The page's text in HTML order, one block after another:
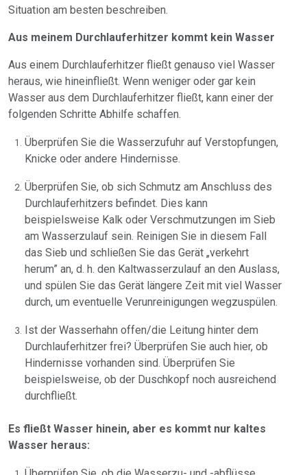
Situation am besten beschreiben.
Aus meinem Durchlauferhitzer kommt kein Wasser
Aus einem Durchlauferhitzer fließt genauso viel Wasser
heraus, wie hineinfließt. Wenn weniger oder gar kein
Wasser aus dem Durchlauferhitzer fließt, kann einer der
folgenden Schritte Abhilfe schaffen.
Überprüfen Sie die Wasserzufuhr auf Verstopfungen,
Knicke oder andere Hindernisse.
Überprüfen Sie, ob sich Schmutz am Anschluss des
Durchlauferhitzers befindet. Dies kann
beispielsweise Kalk oder Verschmutzungen im Sieb
am Wasserzulauf sein. Reinigen Sie in diesem Fall
das Sieb und schließen Sie das Gerät „verkehrt
herum” an, d. h. den Kaltwasserzulauf an den Auslass,
und spülen Sie das Gerät längere Zeit mit viel Wasser
durch, um eventuelle Verunreinigungen wegzuspülen.
Ist der Wasserhahn offen/die Leitung hinter dem
Durchlauferhitzer frei? Überprüfen Sie auch hier, ob
Hindernisse vorhanden sind. Überprüfen Sie
beispielsweise, ob der Duschkopf noch ausreichend
durchfließt.
Es fließt Wasser hinein, aber es kommt nur kaltes
Wasser heraus: